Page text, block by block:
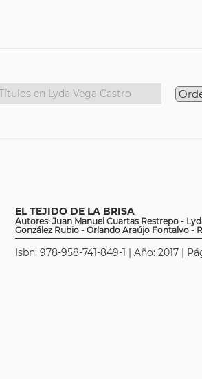
EL TEJIDO DE LA BRISA
Autores: Juan Manuel Cuartas Restrepo -
González Rubio - Orlando Araújo Fontalvo -
Isbn: 978-958-741-849-1 | Año: 2017 |